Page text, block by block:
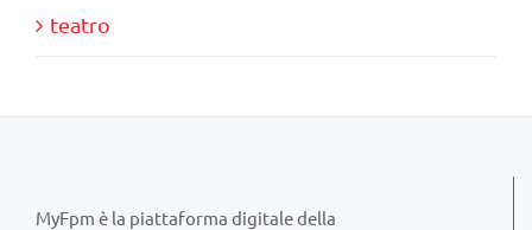
teatro
MyFpm è la piattaforma digitale della